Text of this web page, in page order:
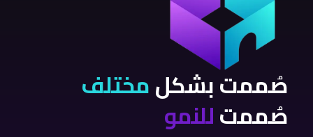
صُممت بشكلمختلف
صُممتللنمو